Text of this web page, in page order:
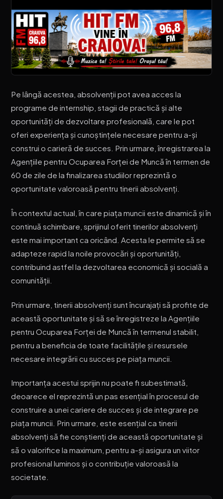
Pe lângă acestea, absolvenții pot avea acces la
programe de internship, stagii de practică și alte
oportunități de dezvoltare profesională, care le pot
oferi experiența și cunoștințele necesare pentru a-și
construi o carieră de succes. Prin urmare, înregistrarea la
Agențiile pentru Ocuparea Forței de Muncă în termen de
60 de zile de la finalizarea studiilor reprezintă o
oportunitate valoroasă pentru tinerii absolvenți.
În contextul actual, în care piața muncii este dinamică și în
continuă schimbare, sprijinul oferit tinerilor absolvenți
este mai important ca oricând. Acesta le permite să se
adapteze rapid la noile provocări și oportunități,
contribuind astfel la dezvoltarea economică și socială a
comunității.
Prin urmare, tinerii absolvenți sunt încurajați să profite de
această oportunitate și să se înregistreze la Agențiile
pentru Ocuparea Forței de Muncă în termenul stabilit,
pentru a beneficia de toate facilitățile și resursele
necesare integrării cu succes pe piața muncii.
Importanța acestui sprijin nu poate fi subestimată,
deoarece el reprezintă un pas esențial în procesul de
construire a unei cariere de succes și de integrare pe
piața muncii. Prin urmare, este esențial ca tinerii
absolvenți să fie conștienți de această oportunitate și
să o valorifice la maximum, pentru a-și asigura un viitor
profesional luminos și o contribuție valoroasă la
societate.